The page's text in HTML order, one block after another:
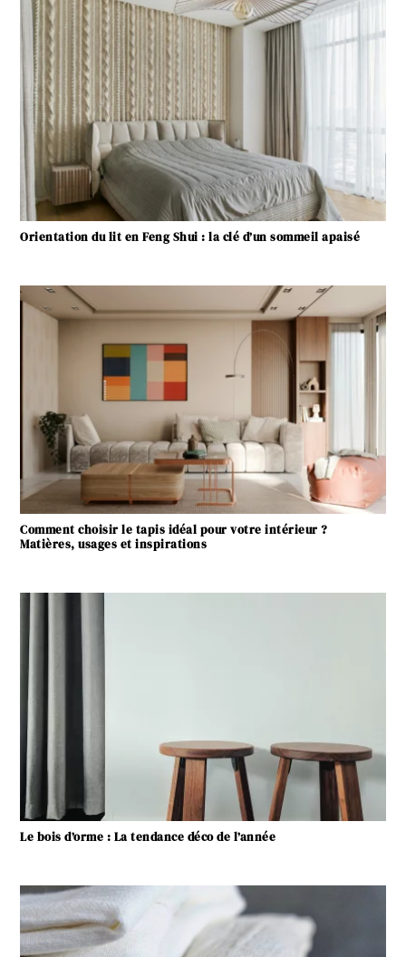
Orientation du lit en Feng Shui : la clé d’un sommeil apaisé
Comment choisir le tapis idéal pour votre intérieur ?
Matières, usages et inspirations
Le bois d’orme : La tendance déco de l’année